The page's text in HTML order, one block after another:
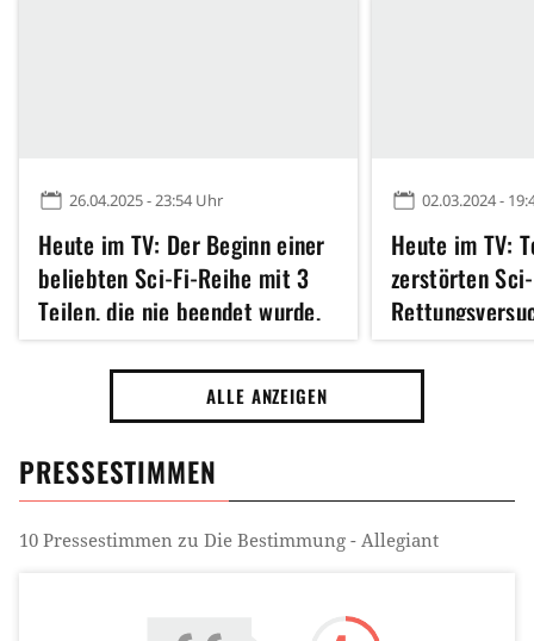
26.04.2025 - 23:54 Uhr
Heute im TV: Der Beginn einer
beliebten Sci-Fi-Reihe mit 3
Teilen, die nie beendet wurde,
und es ist einfach nur ärgerlich
02.03.2024 -
Heute im TV:
zerstörten
zweimal
ALLE ANZEIGEN
PRESSESTIMMEN
10 Pressestimmen zu Die Bestimmung - Allegiant